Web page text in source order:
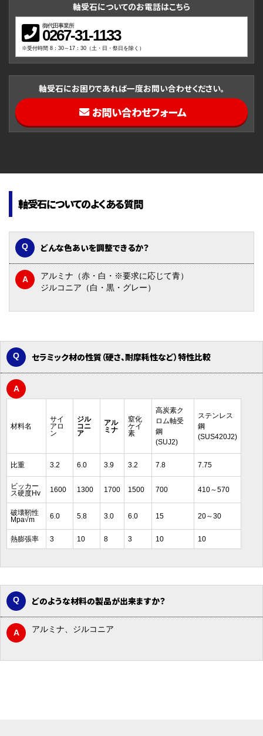
軸受石についてのお電話はこちら
御代田事業所
0267-31-1133
※受付時間 8：30～17：30（土・日・祭日を除く）
軸受石にお困りであれば一度お問い合わせください。
お問い合わせフォーム
軸受石についてのよくある質問
どんな色あいを調整できるか？
アルミナ（赤・白・※要求に応じて青）
ジルコニア（白・黒・グレー）
セラミック材の性質（硬さ、耐摩耗性など）特性比較
材料名
サイ
アロ
ン
ジル
コニ
ア
アル
ミナ
窒化
ケイ
素
高炭素ク
ロム軸受
鋼
(SUJ2)
ステンレス
鋼
(SUS420J2)
比重 3.2 6.0 3.9 3.2 7.8 7.75
ビッカー
ス硬度Hv
1600 1300 1700 1500 700 410～570
破壊靭性
Mpa√m
6.0 5.8 3.0 6.0 15 20～30
熱膨張率 3 10 8 3 10 10
どのような材料の製品が出来ますか？
アルミナ、ジルコニア